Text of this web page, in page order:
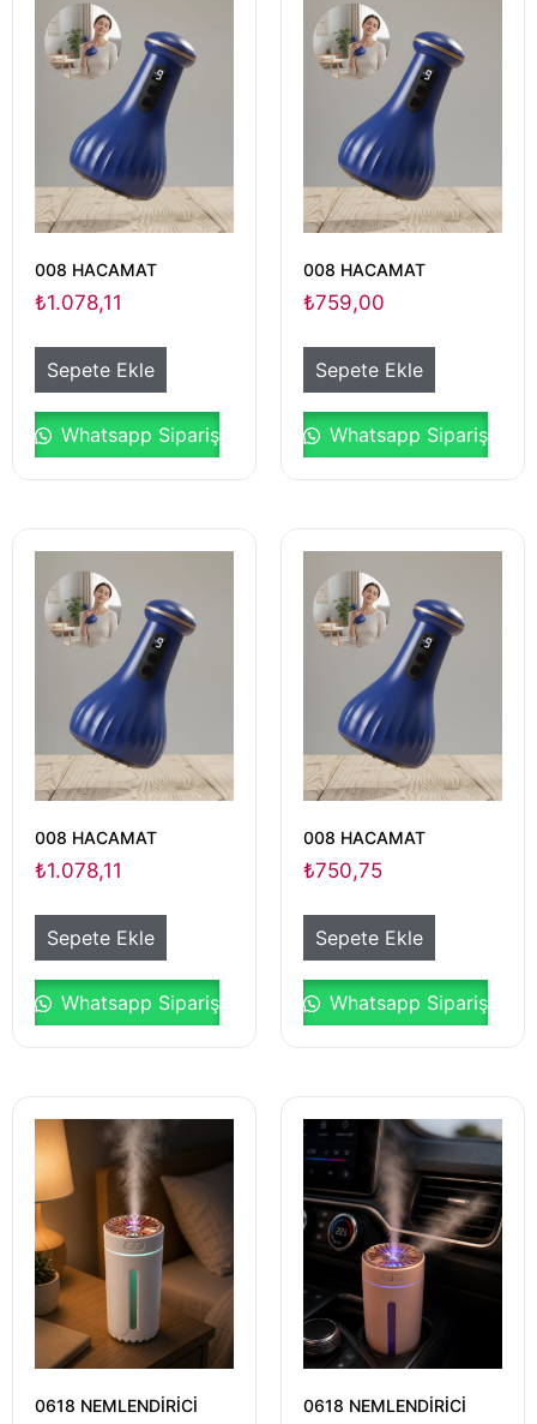
008 HACAMAT
₺1.078,11
Sepete Ekle
Whatsapp Sipariş
008 HACAMAT
₺759,00
Sepete Ekle
Whatsapp Sipariş
008 HACAMAT
₺1.078,11
Sepete Ekle
Whatsapp Sipariş
008 HACAMAT
₺750,75
Sepete Ekle
Whatsapp Sipariş
0618 NEMLENDİRİCİ 0618 NEMLENDİRİCİ